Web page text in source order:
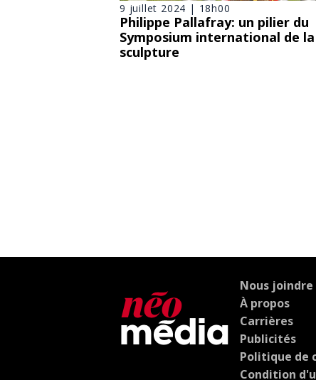
9 juillet 2024 | 18h00
Philippe Pallafray: un pilier du
Symposium international de la
sculpture
Nous joindre
À propos
Carrières
Publicités
Politique de
Condition